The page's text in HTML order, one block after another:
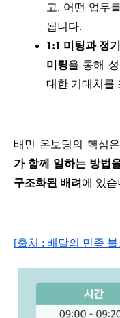
고, 어떤 업무
됩니다.
1:1 미팅과 정
미팅을 통해
대한 기대치를
배민 온보딩의 핵심
가 함께 일하는 방법
구조화된 배려 에 있습
[출처 : 배달의 민족